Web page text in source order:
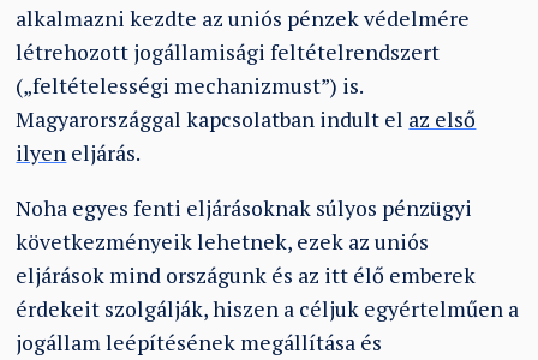
alkalmazni kezdte az uniós pénzek védelmére
létrehozott jogállamisági feltételrendszert
(„feltételességi mechanizmust”) is.
Magyarországgal kapcsolatban indult el az első
ilyen eljárás.
Noha egyes fenti eljárásoknak súlyos pénzügyi
következményeik lehetnek, ezek az uniós
eljárások mind országunk és az itt élő emberek
érdekeit szolgálják, hiszen a céljuk egyértelműen a
jogállam leépítésének megállítása és